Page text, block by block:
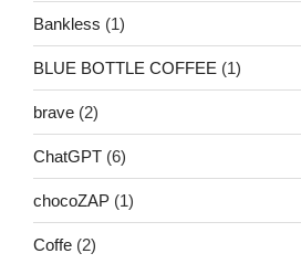
Bankless (1)
BLUE BOTTLE COFFEE (1)
brave (2)
ChatGPT (6)
chocoZAP (1)
Coffe (2)